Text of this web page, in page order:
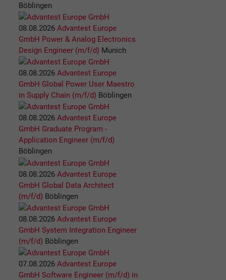
Böblingen
08.08.2026 Advantest Europe
GmbH Power & Analog Electronics
Design Engineer (m/f/d) Munich
08.08.2026 Advantest Europe
GmbH Global Power User Maestro
in Supply Chain (m/f/d) Böblingen
08.08.2026 Advantest Europe
GmbH Graduate Program -
Application Engineer (m/f/d)
Böblingen
08.08.2026 Advantest Europe
GmbH Global Data Architect
(m/f/d) Böblingen
08.08.2026 Advantest Europe
GmbH System Integration Engineer
(m/f/d) Böblingen
07.08.2026 Advantest Europe
GmbH Software Engineer (m/f/d) in